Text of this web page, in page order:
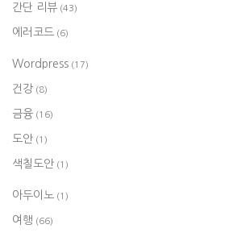
간단 리뷰 (43)
에러코드 (6)
Wordpress (17)
건강 (8)
금융 (16)
도안 (1)
색칠도안 (1)
아두이노 (1)
여행 (66)